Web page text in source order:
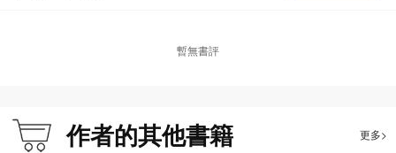
暫無書評
作者的其他書籍 更多>